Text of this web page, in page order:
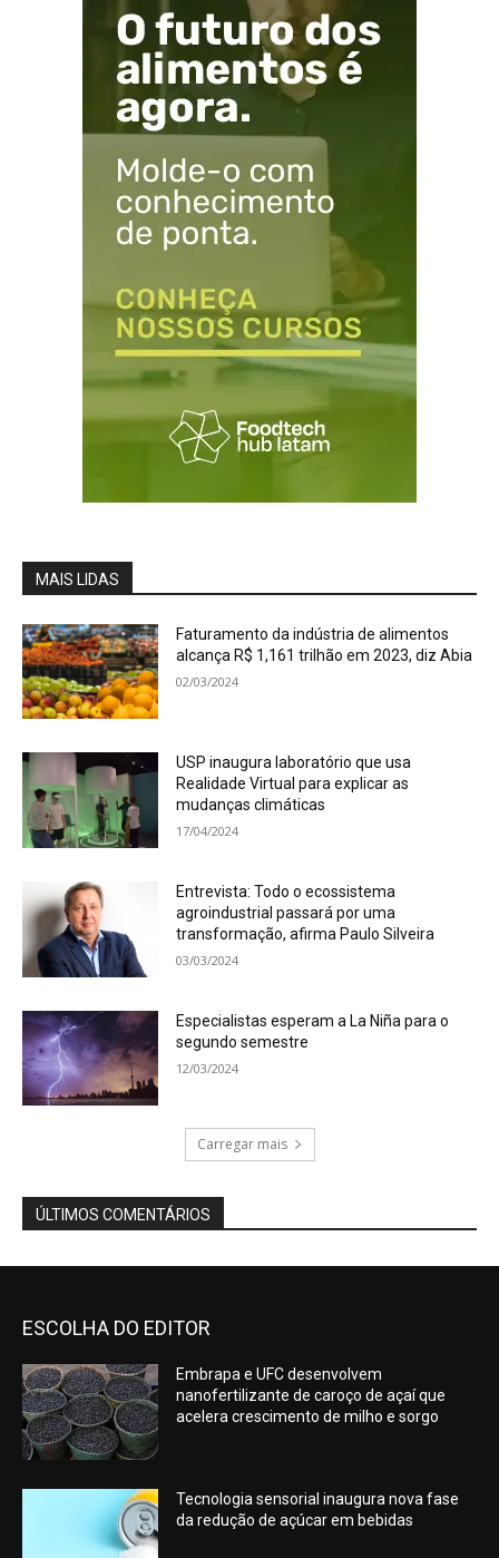
MAIS LIDAS
Faturamento da indústria de alimentos
alcança R$ 1,161 trilhão em 2023, diz Abia
02/03/2024
USP inaugura laboratório que usa
Realidade Virtual para explicar as
mudanças climáticas
17/04/2024
Entrevista: Todo o ecossistema
agroindustrial passará por uma
transformação, afirma Paulo Silveira
03/03/2024
Especialistas esperam a La Niña para o
segundo semestre
12/03/2024
Carregar mais
ÚLTIMOS COMENTÁRIOS
ESCOLHA DO EDITOR
Embrapa e UFC desenvolvem
nanofertilizante de caroço de açaí que
acelera crescimento de milho e sorgo
Tecnologia sensorial inaugura nova fase
da redução de açúcar em bebidas